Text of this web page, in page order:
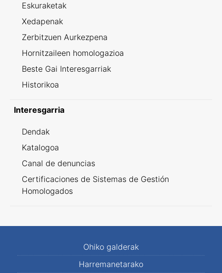
Eskuraketak
Xedapenak
Zerbitzuen Aurkezpena
Hornitzaileen homologazioa
Beste Gai Interesgarriak
Historikoa
Interesgarria
Dendak
Katalogoa
Canal de denuncias
Certificaciones de Sistemas de Gestión
Homologados
Ohiko galderak
Harremanetarako